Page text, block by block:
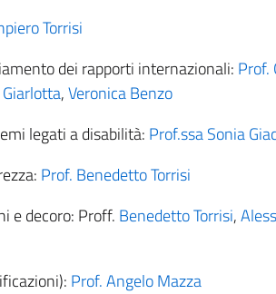
Torrisi
dei rapporti internazionali: Prof.
,Veronica Benzo
legati a disabilità: Prof.ssa Sonia
Prof. Benedetto Torrisi
e decoro: Proff. Benedetto Torrisi,
Prof. Angelo Mazza